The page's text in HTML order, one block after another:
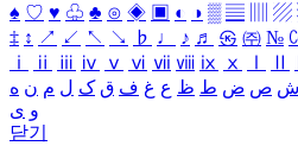
♠ ♡ ♥ ♧ ♣ ⊙ ◈ ▣ ◐ ◑ ▒ ▤ ▨
‡ ↕ ↗ ↙ ↖ ↘ ♭ ♩ ♪ ♬ ㉿ ㈜ №
ⅰ
ⅱ ⅲ ⅳ ⅴ ⅵ ⅶ ⅷ ⅸ ⅹ
ش ص ض ط ظ ع غ ف ق ک ل م ن ه
و ی
닫기